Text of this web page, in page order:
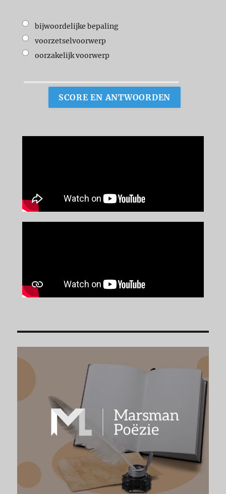
bijwoordelijke bepaling
voorzetselvoorwerp
oorzakelijk voorwerp